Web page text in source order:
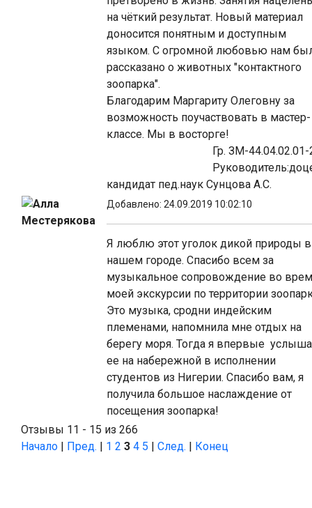
на чёткий результат. Новый материал
доносится понятным и доступным
языком. С огромной любовью нам
рассказано о животных "контактного
зоопарка".
Благодарим Маргариту Олеговну за
возможность поучаствовать в мастер-
классе. Мы в восторге!
Гр. ЗМ-44.04.02.01-
кандидат пед.наук Сунцова А.С.
Алла
Местерякова
Добавлено: 24.09.2019 10:02:10
Я люблю этот уголок дикой природы в
нашем городе. Спасибо всем за
музыкальное сопровождение во
моей экскурсии по территории
Это музыка, сродни индейским
племенами, напомнила мне отдых на
берегу моря. Тогда я впервые
ее на набережной в исполнении
студентов из Нигерии. Спасибо вам, я
получила большое наслаждение от
посещения зоопарка!
Отзывы 11 - 15 из 266
Начало | Пред. | 1 2 3 4 5 | След. | Конец